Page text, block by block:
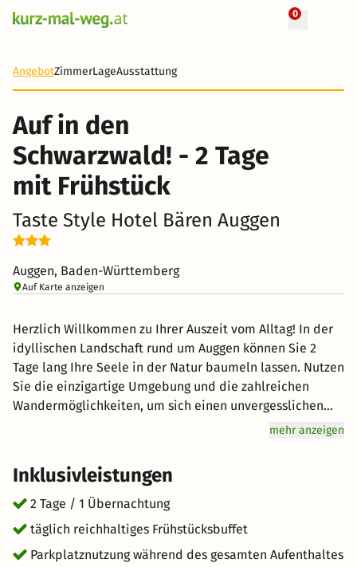
0
AngebotZimmerLageAusstattung
Auf in den
Schwarzwald! - 2 Tage
mit Frühstück
Taste Style Hotel Bären Auggen
Auggen, Baden-Württemberg
Auf Karte anzeigen
Herzlich Willkommen zu Ihrer Auszeit vom Alltag! In der
idyllischen Landschaft rund um Auggen können Sie 2
Tage lang Ihre Seele in der Natur baumeln lassen. Nutzen
Sie die einzigartige Umgebung und die zahlreichen
Wandermöglichkeiten, um sich einen unvergesslichen
Tag mit der gesamten Familie zu machen. Erkunden Sie
im Badebereich des Hotels. Hier findet jeder Vergnügen
– Groß und Klein. Genuss wird hier groß geschrieben:
Starten Sie mit einem reichhaltigen Frühstücksbuffet für
Genießer vital in den Tag. Freuen Sie sich auf
hervorragenden Service und eine entspannte
Atmosphäre für einen einzigartigen Urlaub. Wir
mehr anzeigen
Inklusivleistungen
2 Tage / 1 Übernachtung
täglich reichhaltiges Frühstücksbuffet
Parkplatznutzung während des gesamten Aufenthaltes